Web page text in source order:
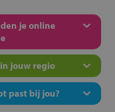
je online
jouw regio
past bij jou?